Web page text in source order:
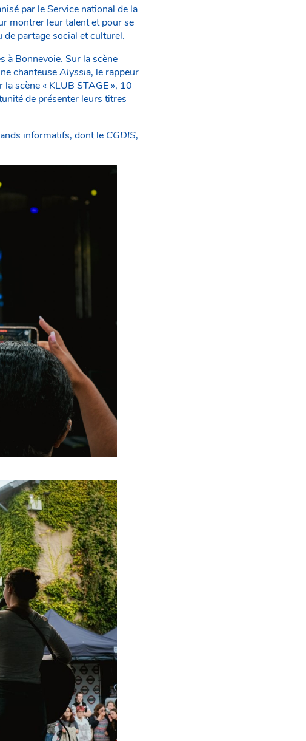
par le Service national de la
montrer leur talent et pour se
de partage social et culturel.
à Bonnevoie. Sur la scène
chanteuseAlyssia, le rappeur
la scène « KLUB STAGE », 10
de présenter leurs titres
informatifs, dont le CGDIS,